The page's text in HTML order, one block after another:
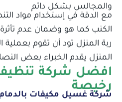
والمجالس بشكل دائم
مع الدقة في إستخدام مواد
الكنب كما هو وضمان عدم تأثرة
ربة المنزل تود أن تقوم
المنزل يقدم الخبراء بعض
افضل شركة
رخيصة
شركة غسيل مكيفات